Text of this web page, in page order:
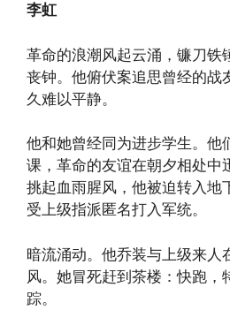
李虹
革命的浪潮风起云涌，镰刀铁
丧钟。他俯伏案追思曾经的战
久难以平静。
他和她曾经同为进步学生。他
课，革命的友谊在朝夕相处中
挑起血雨腥风，他被迫转入地
受上级指派匿名打入军统。
暗流涌动。他乔装与上级来人
风。她冒死赶到茶楼：快跑，
踪。